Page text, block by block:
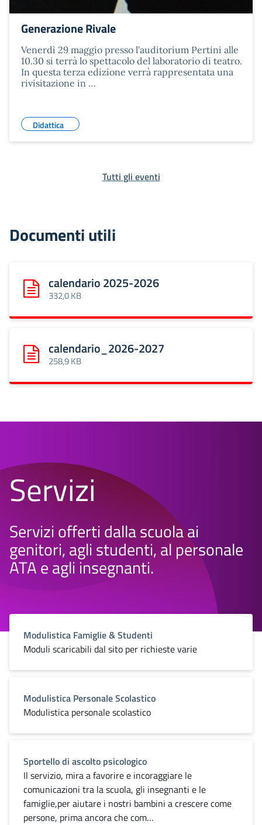
Generazione Rivale
Venerdì 29 maggio presso l'auditorium Pertini alle
10.30 si terrà lo spettacolo del laboratorio di teatro.
In questa terza edizione verrà rappresentata una
rivisitazione in …
Didattica
Tutti gli eventi
Documenti utili
Scarica: calendario 2025-2026
calendario 2025-2026
332,0 KB
Scarica: calendario_2026-2027
calendario_2026-2027
258,9 KB
Servizi
Servizi offerti dalla scuola ai
genitori, agli studenti, al personale
ATA e agli insegnanti.
Modulistica Famiglie & Studenti
Moduli scaricabili dal sito per richieste varie
Modulistica Personale Scolastico
Modulistica personale scolastico
Sportello di ascolto psicologico
Il servizio, mira a favorire e incoraggiare le
comunicazioni tra la scuola, gli insegnanti e le
famiglie,per aiutare i nostri bambini a crescere come
persone, prima ancora che com…